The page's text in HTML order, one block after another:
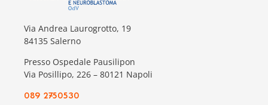
Via Andrea Laurogrotto, 19
84135 Salerno
Presso Ospedale Pausilipon
Via Posillipo, 226 – 80121 Napoli
089 2750530